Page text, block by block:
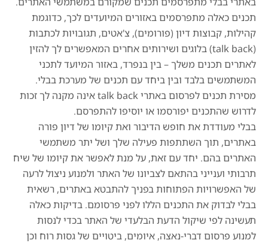
תכנים כאלה מתפרסמים באזורים המיועדים לכך, כדוגמת
קהילות, קבוצות דיון (פורומים), צ'אטים, תגובויות לכתבות
(talk back) בלוגים ושירותים אחרים המאפשרים לך להזין
לאתרים תכנים משלך – בין בנפרד, באזור המיועד לתכני
המשתמשים בלבד ובין ביחד עם תכנים של מערכת בבלי.
מסירת תכנים לפרסום באתרי talk back אינה מקנה לך זכות
לדרוש שהתכנים יפורסמו או יוסיפו להתפרסם.
בבלי מעודדת את חופש הדיבור ואת קיומו של דיון פורה
באתרים, תוך השתתפות פעילה שלך ושל יתר משתמשי
האתרים בהם. יחד עם זאת, על מנת לאפשר את קיומו של שיח
תרבותי וענייני בהתאם לצביונו של האתר ולמנוע ניצול לרעה
של האפשרויות הפתוחות בפניך להתבטא באתרים, רשאית
בבלי לבדוק את התכנים הללו לפני פרסומם. בדיקות כאלה
תעשינה לפי שיקול הדעת הבלעדי של האתר בכדי לנסות
למנוע פרסום דברי-נאצה, איומים, ביטויים של גסות רוח וכן